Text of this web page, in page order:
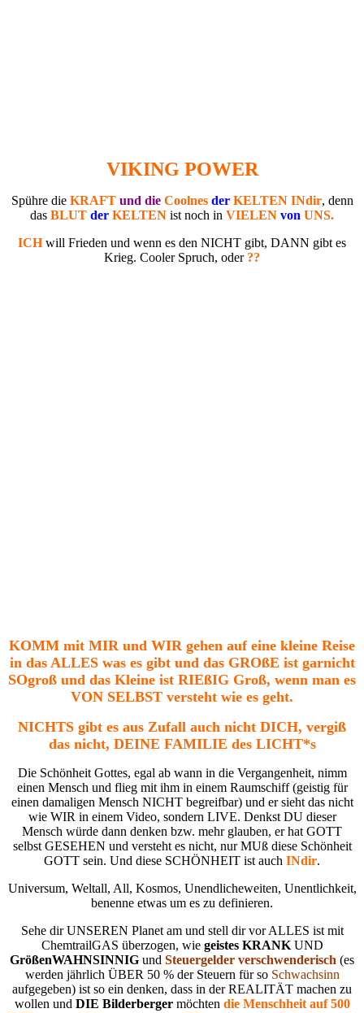
VIKING POWER
Spühre die KRAFT und die Coolnes derKELTEN INdir, denn
das BLUT der KELTEN ist noch in VIELEN von UNS.
ICHwill Frieden und wenn es den NICHT gibt, DANN gibt es
Krieg. Cooler Spruch, oder ??
KOMM mit MIR und WIR gehen auf eine kleine Reise
in das ALLES was es gibt und das GROßE ist garnicht
SOgroß und das Kleine ist RIEßIG Groß, wenn man es
VON SELBST versteht wie es geht.
NICHTS gibt es aus Zufall auch nicht DICH, vergiß
das nicht, DEINE FAMILIE des LICHT*s
Die Schönheit Gottes, egal ab wann in die Vergangenheit, nimm
einen Mensch und flieg mit ihm in einem Raumschiff (geistig für
einen damaligen Mensch NICHT begreifbar) und er sieht das nicht
wie WIR in einem Video, sondern LIVE. Denkst DU dieser
Mensch würde dann denken bzw. mehr glauben, er hat GOTT
selbst GESEHEN und versteht es nicht, nur MUß diese Schönheit
GOTT sein. Und diese SCHÖNHEIT ist auch INdir.
Universum, Weltall, All, Kosmos, Unendlicheweiten, Unentlichkeit,
benenne etwas um es zu definieren.
Sehe dir UNSEREN Planet am und stell dir vor ALLES ist mit
ChemtrailGAS überzogen, wie geistes KRANKUND
GrößenWAHNSINNIG und Steuergelder verschwenderisch (es
werden jährlich ÜBER 50 % der Steuern für so Schwachsinn
aufgegeben) ist so ein denken, dass in der REALITÄT machen zu
wollen und DIE Bilderbergermöchten die Menschheit auf 500